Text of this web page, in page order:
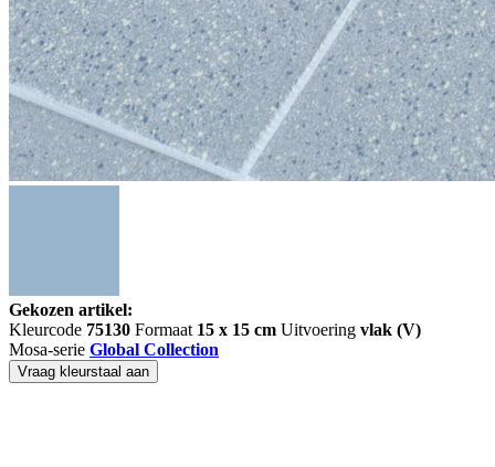
Gekozen artikel:
Kleurcode 75130 Formaat 15 x 15 cm Uitvoering vlak (V)
Mosa-serie Global Collection
Vraag kleurstaal aan